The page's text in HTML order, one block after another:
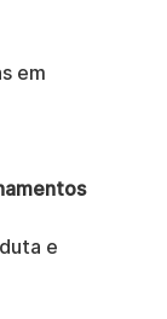
em
e